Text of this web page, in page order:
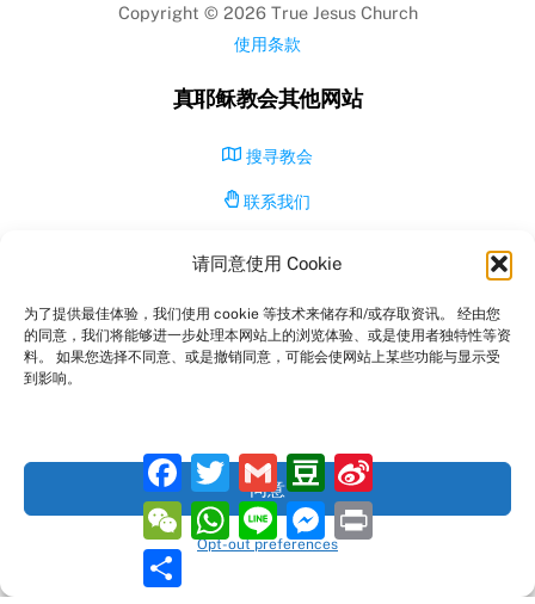
请同意使用 Cookie
为了提供最佳体验，我们使用 cookie 等技术来储存和/或存取资讯。 经由您
的同意，我们将能够进一步处理本网站上的浏览体验、或是使用者独特性等资
料。 如果您选择不同意、或是撤销同意，可能会使网站上某些功能与显示受
到影响。
同意
Opt-out preferences
Copyright © 2026True Jesus Church
使用条款
真耶稣教会其他网站
搜寻教会
联系我们
为何称为「真耶稣教会」？
我们所敬拜的神是真神，因而祂的教会是真教会。
真教会传扬的是真理，
是由圣灵与神迹所共同证实的全备福音。
（参考经文: 约壹五20; 约十五1, 5; 十七3)
F
c
e
b
T
t
t
e
G
m
a
i
l
D
u
b
a
n
S
a
W
W
a
L
n
M
s
P
分